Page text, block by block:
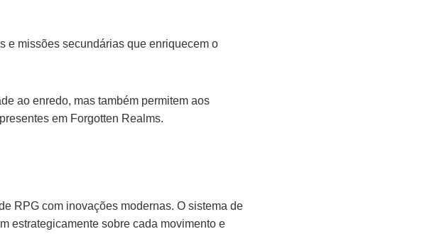
e missões secundárias que enriquecem o
ao enredo, mas também permitem aos
em Forgotten Realms.
RPG com inovações modernas. O sistema de
estrategicamente sobre cada movimento e